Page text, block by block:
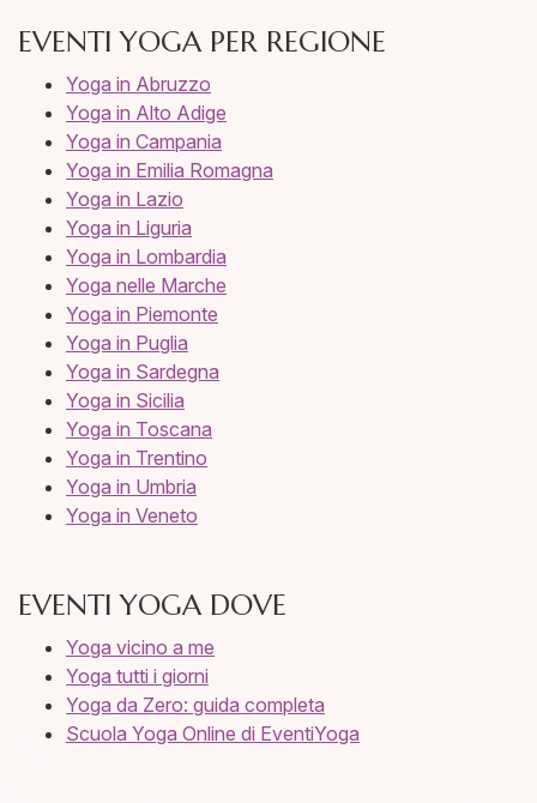
EVENTI YOGA PER REGIONE
Yoga in Abruzzo
Yoga in Alto Adige
Yoga in Campania
Yoga in Emilia Romagna
Yoga in Lazio
Yoga in Liguria
Yoga in Lombardia
Yoga nelle Marche
Yoga in Piemonte
Yoga in Puglia
Yoga in Sardegna
Yoga in Sicilia
Yoga in Toscana
Yoga in Trentino
Yoga in Umbria
Yoga in Veneto
EVENTI YOGA DOVE
Yoga vicino a me
Yoga tutti i giorni
Yoga da Zero: guida completa
Scuola Yoga Online di EventiYoga